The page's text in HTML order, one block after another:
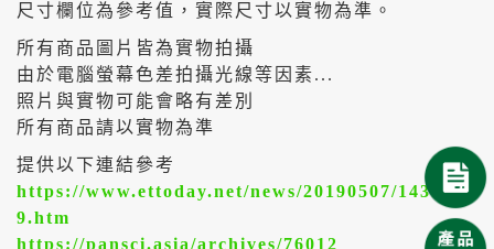
尺寸欄位為參考值，實際尺寸以實物為準。
所有商品圖片皆為實物拍攝
由於電腦螢幕色差拍攝光線等因素...
照片與實物可能會略有差別
所有商品請以實物為準
提供以下連結參考
https://www.ettoday.net/news/20190507/143924
9.htm
https://pansci.asia/archives/76012